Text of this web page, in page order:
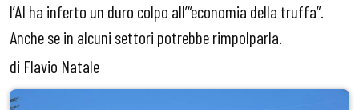
l’AI ha inferto un duro colpo all’“economia della truffa”.
Anche se in alcuni settori potrebbe rimpolparla.
di Flavio Natale